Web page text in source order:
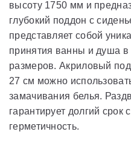
высоту 1750 мм и
глубокий поддон с
представляет собой
принятия ванны и душа
размеров. Акриловый
27 см можно
замачивания белья.
гарантирует долгий
герметичность.